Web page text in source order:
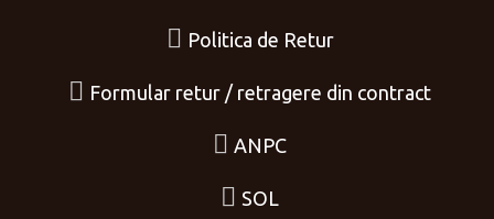
Politica de Retur
Formular retur / retragere din contract
ANPC
SOL